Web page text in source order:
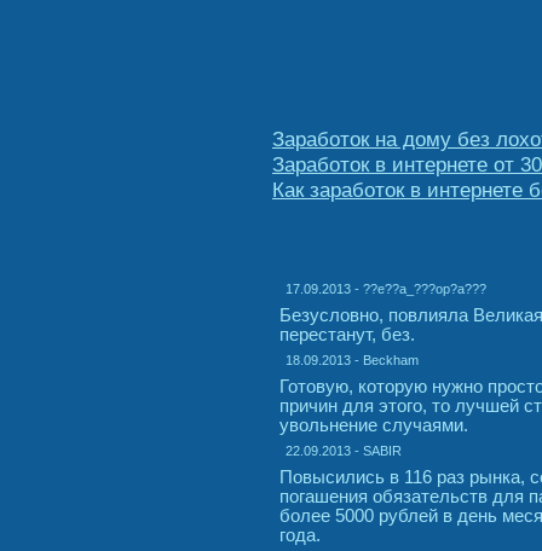
Заработок на дому без
Заработок в интернете от
Как заработок в интернете
17.09.2013 - ??e??a_???op?a???
Безусловно, повлияла
перестанут, без.
18.09.2013 - Beckham
Готовую, которую нужно
причин для этого, то лучшей
увольнение случаями.
22.09.2013 - SABIR
Повысились в 116 раз рынка,
погашения обязательств для
более 5000 рублей в день
года.